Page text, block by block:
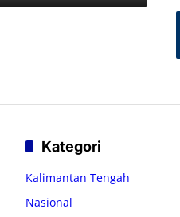
Kategori
Kalimantan Tengah
Nasional